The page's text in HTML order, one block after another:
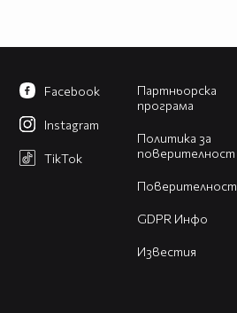
Партньорска
програма
Политика за
поверителност
Поверителност
GDPR Инфо
Известия
Facebook
Instagram
TikTok